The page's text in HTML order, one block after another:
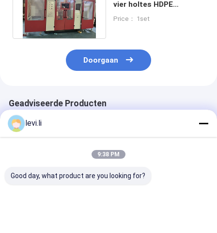
vier holtes HDPE
industriële
Price： 1set
Doorgaan
Geadviseerde Producten
levi.li
9:38 PM
Good day, what product are you looking for?